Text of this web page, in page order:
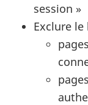
session »
Exclure le